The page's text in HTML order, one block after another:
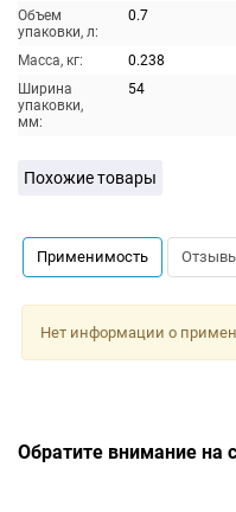
Объем
упаковки, л:
0.7
Масса, кг:
0.238
Ширина
упаковки,
мм:
54
Похожие товары
Применимость
Нет информации о
Обратите внимание на